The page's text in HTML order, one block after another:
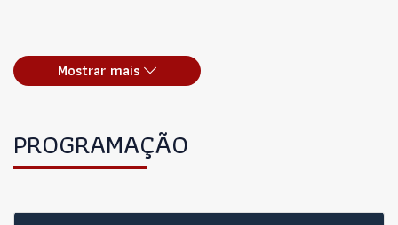
Mostrar mais
PROGRAMAÇÃO